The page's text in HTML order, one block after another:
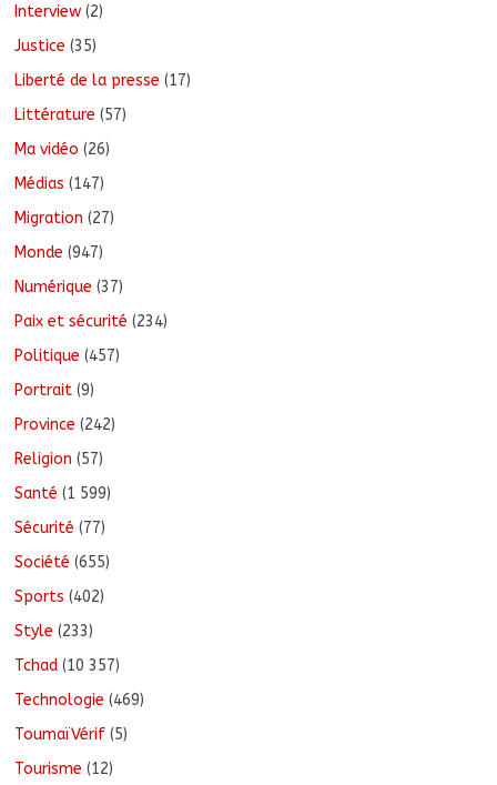
Interview (2)
Justice (35)
Liberté de la presse (17)
Littérature (57)
Ma vidéo (26)
Médias (147)
Migration (27)
Monde (947)
Numérique (37)
Paix et sécurité (234)
Politique (457)
Portrait (9)
Province (242)
Religion (57)
Santé (1 599)
Sécurité (77)
Société (655)
Sports (402)
Style (233)
Tchad (10 357)
Technologie (469)
ToumaïVérif (5)
Tourisme (12)